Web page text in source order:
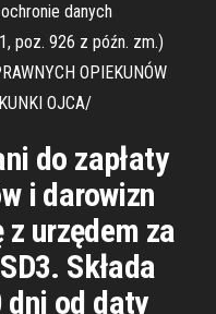
danych
poz. 926 z późn. zm.)
OPIEKUNÓW
OJCA/
do zapłaty
i darowizn
urzędem za
Składa
dni od daty